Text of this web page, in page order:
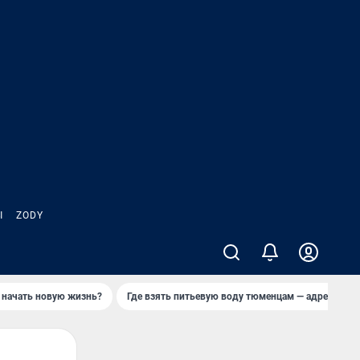
ZODY
начать новую жизнь? Где взять питьевую воду тюменцам — адреса